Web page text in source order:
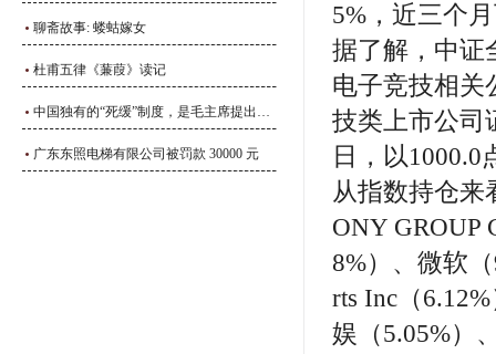
聊斋故事: 蝼蛄嫁女
杜甫五律《蒹葭》读记
中国独有的“死缓”制度，是毛主席提出来的，利大于弊
广东东照电梯有限公司被罚款 30000 元
5%，近三个
据了解，中证
电子竞技相关
技类上市公司
日，以1000.0
从指数持仓来
ONY GROUP
8%）、微软
rts Inc（
娱（5.05%）